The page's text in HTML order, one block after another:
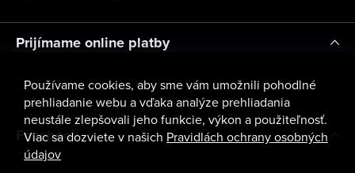
Používame cookies, aby sme vám umožnili pohodlné
prehliadanie webu a vďaka analýze prehliadania
neustále zlepšovali jeho funkcie, výkon a použiteľnosť.
Viac sa dozviete v našich Pravidlách ochrany osobných
údajov
Prijímame online platby
Facebook